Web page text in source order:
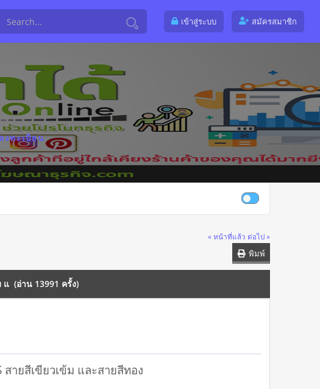
เข้าสู่ระบบ สมัครสมาชิก
งทะเบียน
« หน้าที่แล้ว ต่อไป »
พิมพ์
แ (อ่าน 13991 ครั้ง)
ายสีเขียวเข้ม และสายสีทอง